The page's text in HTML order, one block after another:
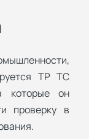
ТР ТС
которые он
проверку в